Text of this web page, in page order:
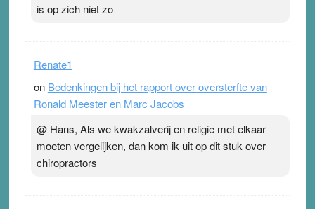
is op zich niet zo
Renate1
on Bedenkingen bij het rapport over oversterfte van
Ronald Meester en Marc Jacobs
@ Hans, Als we kwakzalverij en religie met elkaar
moeten vergelijken, dan kom ik uit op dit stuk over
chiropractors